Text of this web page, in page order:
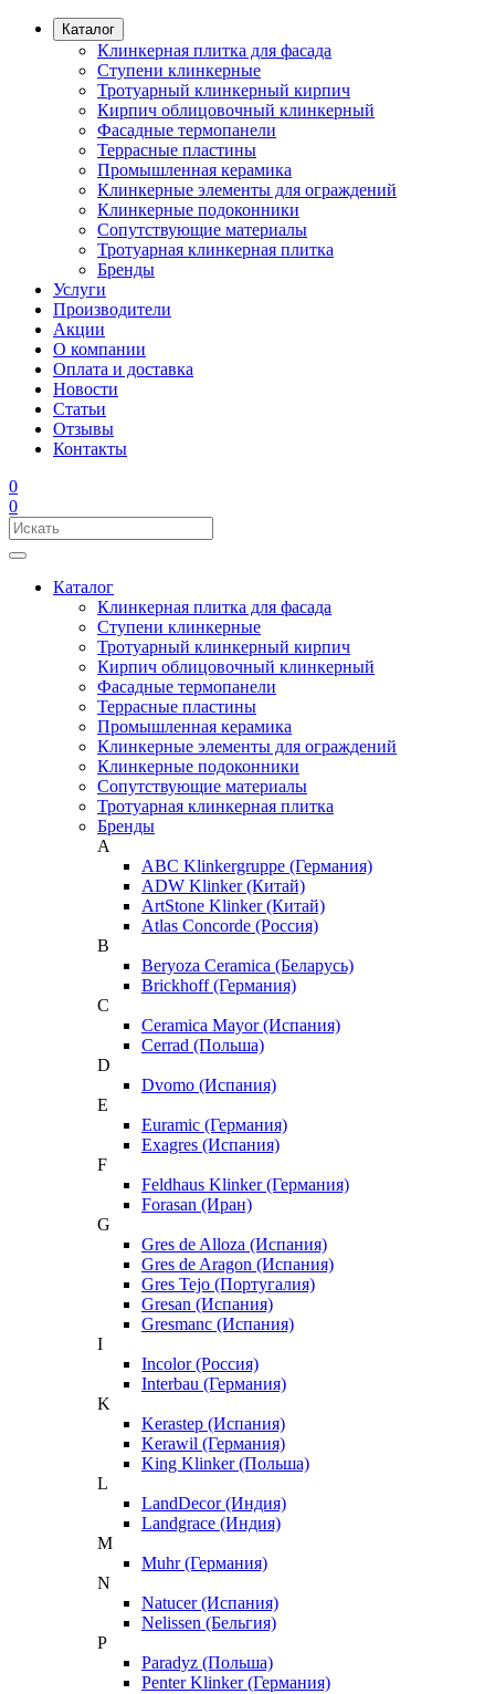
Каталог
Клинкерная плитка для фасада
Ступени клинкерные
Тротуарный клинкерный кирпич
Кирпич облицовочный клинкерный
Фасадные термопанели
Террасные пластины
Промышленная керамика
Клинкерные элементы для ограждений
Клинкерные подоконники
Сопутствующие материалы
Тротуарная клинкерная плитка
Бренды
Услуги
Производители
Акции
О компании
Оплата и доставка
Новости
Статьи
Отзывы
Контакты
0
0
Каталог
Клинкерная плитка для фасада
Ступени клинкерные
Тротуарный клинкерный кирпич
Кирпич облицовочный клинкерный
Фасадные термопанели
Террасные пластины
Промышленная керамика
Клинкерные элементы для ограждений
Клинкерные подоконники
Сопутствующие материалы
Тротуарная клинкерная плитка
Бренды
A
ABC Klinkergruppe (Германия)
ADW Klinker (Китай)
ArtStone Klinker (Китай)
Atlas Concorde (Россия)
B
Beryoza Ceramica (Беларусь)
Brickhoff (Германия)
C
Ceramica Mayor (Испания)
Cerrad (Польша)
D
Dvomo (Испания)
E
Euramic (Германия)
Exagres (Испания)
F
Feldhaus Klinker (Германия)
Forasan (Иран)
G
Gres de Alloza (Испания)
Gres de Aragon (Испания)
Gres Tejo (Португалия)
Gresan (Испания)
Gresmanc (Испания)
I
Incolor (Россия)
Interbau (Германия)
K
Kerastep (Испания)
Kerawil (Германия)
King Klinker (Польша)
L
LandDecor (Индия)
Landgrace (Индия)
M
Muhr (Германия)
N
Natucer (Испания)
Nelissen (Бельгия)
P
Paradyz (Польша)
Penter Klinker (Германия)